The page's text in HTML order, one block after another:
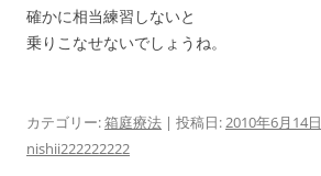
確かに相当練習しないと
乗りこなせないでしょうね。
カテゴリー:箱庭療法 | 投稿日:2010年6月14日
nishii222222222